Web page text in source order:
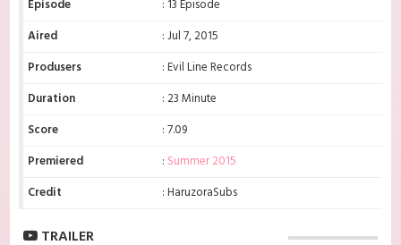
Episode
: 13 Episode
Aired
: Jul 7, 2015
Produsers
: Evil Line Records
Duration
: 23 Minute
Score
: 7.09
Premiered
: Summer 2015
Credit
: HaruzoraSubs
TRAILER